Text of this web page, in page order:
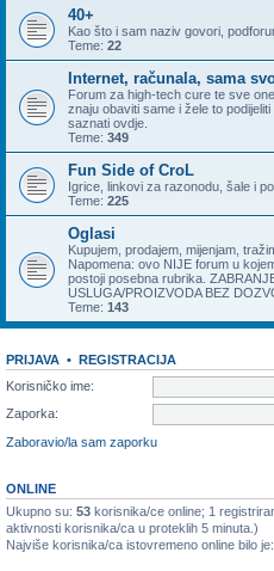
40+
Kao što i sam naziv govori,
Teme: 22
Internet, računala, sama
Forum za high-tech cure te sve
znaju obaviti same i žele to
saznati ovdje.
Teme: 349
Fun Side of CroL
Igrice, linkovi za razonodu, šale i
Teme: 225
Oglasi
Kupujem, prodajem, mijenjam,
Napomena: ovo NIJE forum u
postoji posebna rubrika.
USLUGA/PROIZVODA BEZ
Teme: 143
PRIJAVA • REGISTRACIJA
Korisničko ime:
Zaporka:
Zaboravio/la sam zaporku
ONLINE
Ukupno su: 53 korisnika/ce online; 1
aktivnosti korisnika/ca u proteklih 5 minuta.)
Najviše korisnika/ca istovremeno online bilo je: